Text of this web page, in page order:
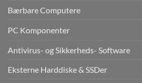
Bærbare Computere
PC Komponenter
Antivirus- og Sikkerheds- Software
Eksterne Harddiske & SSDer